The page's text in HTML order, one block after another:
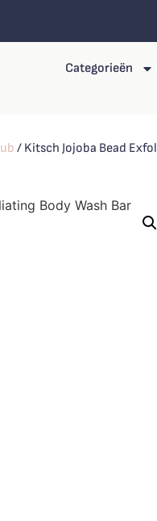
Categorieën
/ Kitsch Jojoba Bead